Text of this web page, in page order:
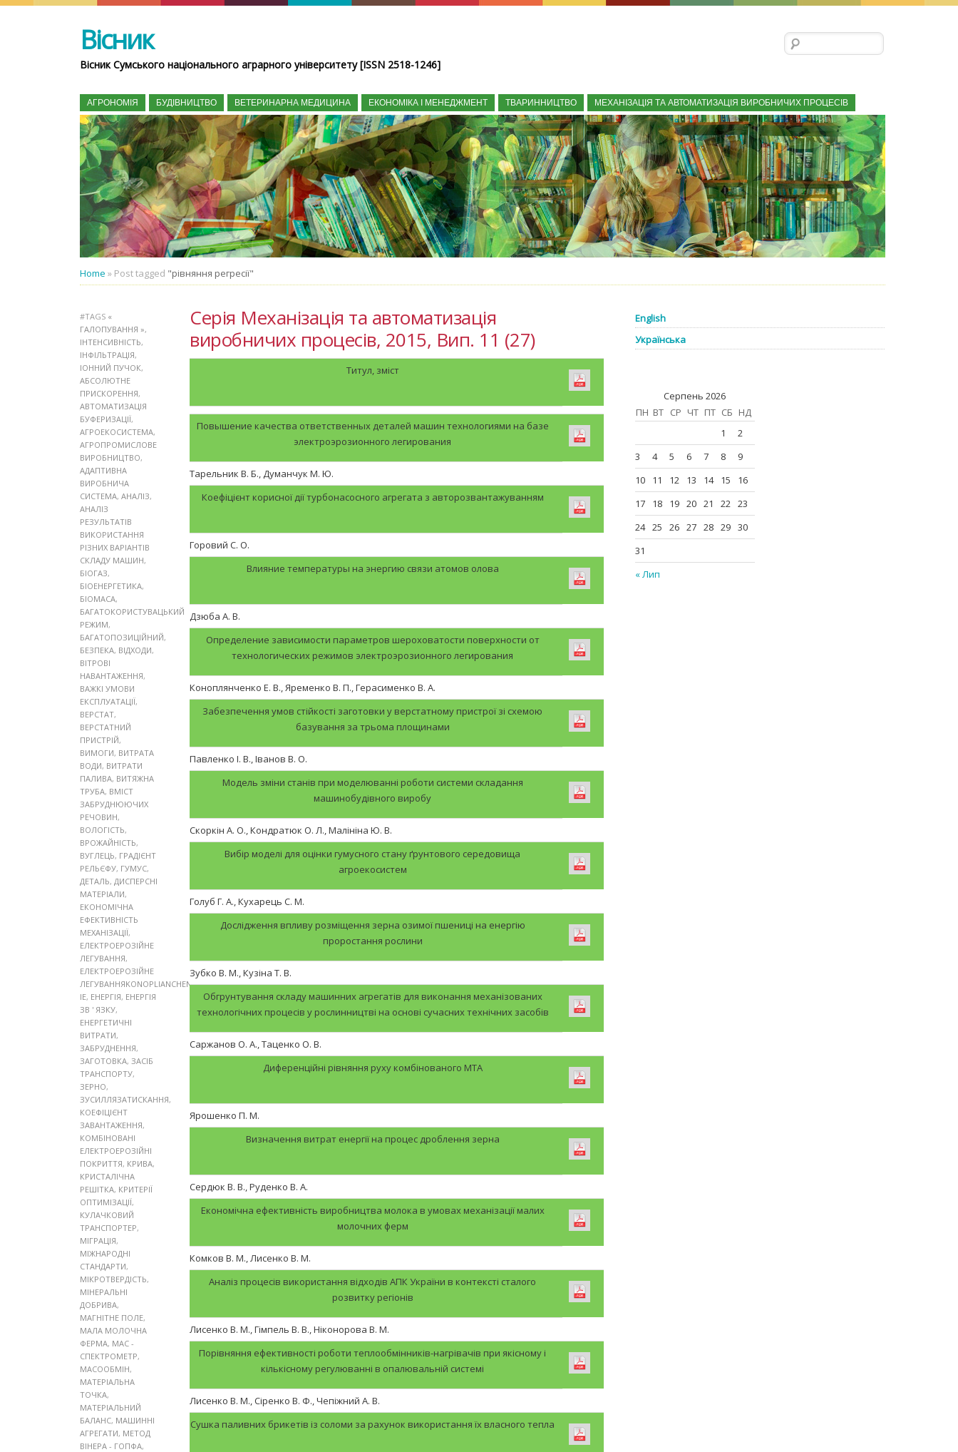
Вісник
Вісник Сумського національного аграрного університету [ISSN 2518-1246]
Пошук:
АГРОНОМІЯ БУДІВНИЦТВО ВЕТЕРИНАРНА МЕДИЦИНА ЕКОНОМІКА І МЕНЕДЖМЕНТ ТВАРИННИЦТВО МЕХАНІЗАЦІЯ ТА АВТОМАТИЗАЦІЯ ВИРОБНИЧИХ ПРОЦЕСІВ
Home » Post tagged "рівняння регресії"
#TAGS «
ГАЛОПУВАННЯ »,
ІНТЕНСИВНІСТЬ,
ІНФІЛЬТРАЦІЯ,
ІОННИЙ ПУЧОК,
АБСОЛЮТНЕ
ПРИСКОРЕННЯ,
АВТОМАТИЗАЦІЯ
БУФЕРИЗАЦІЇ,
АГРОЕКОСИСТЕМА,
АГРОПРОМИСЛОВЕ
ВИРОБНИЦТВО,
АДАПТИВНА
ВИРОБНИЧА
СИСТЕМА, АНАЛІЗ,
АНАЛІЗ
РЕЗУЛЬТАТІВ
ВИКОРИСТАННЯ
РІЗНИХ ВАРІАНТІВ
СКЛАДУ МАШИН,
БІОГАЗ,
БІОЕНЕРГЕТИКА,
БІОМАСА,
БАГАТОКОРИСТУВАЦЬКИЙ
РЕЖИМ,
БАГАТОПОЗИЦІЙНИЙ,
БЕЗПЕКА, ВІДХОДИ,
ВІТРОВІ
НАВАНТАЖЕННЯ,
ВАЖКІ УМОВИ
ЕКСПЛУАТАЦІЇ,
ВЕРСТАТ,
ВЕРСТАТНИЙ
ПРИСТРІЙ,
ВИМОГИ, ВИТРАТА
ВОДИ, ВИТРАТИ
ПАЛИВА, ВИТЯЖНА
ТРУБА, ВМІСТ
ЗАБРУДНЮЮЧИХ
РЕЧОВИН,
ВОЛОГІСТЬ,
ВРОЖАЙНІСТЬ,
ВУГЛЕЦЬ, ГРАДІЄНТ
РЕЛЬЄФУ, ГУМУС,
ДЕТАЛЬ, ДИСПЕРСНІ
МАТЕРІАЛИ,
ЕКОНОМІЧНА
ЕФЕКТИВНІСТЬ
МЕХАНІЗАЦІЇ,
ЕЛЕКТРОЕРОЗІЙНЕ
ЛЕГУВАННЯ,
ЕЛЕКТРОЕРОЗІЙНЕ
ЛЕГУВАННЯKONOPLIANCHENKO
IE, ЕНЕРГІЯ, ЕНЕРГІЯ
ЗВ ' ЯЗКУ,
ЕНЕРГЕТИЧНІ
ВИТРАТИ,
ЗАБРУДНЕННЯ,
ЗАГОТОВКА, ЗАСІБ
ТРАНСПОРТУ,
ЗЕРНО,
ЗУСИЛЛЯЗАТИСКАННЯ,
КОЕФІЦІЄНТ
ЗАВАНТАЖЕННЯ,
КОМБІНОВАНІ
ЕЛЕКТРОЕРОЗІЙНІ
ПОКРИТТЯ, КРИВА,
КРИСТАЛІЧНА
РЕШІТКА, КРИТЕРІЇ
ОПТИМІЗАЦІЇ,
КУЛАЧКОВИЙ
ТРАНСПОРТЕР,
МІГРАЦІЯ,
МІЖНАРОДНІ
СТАНДАРТИ,
МІКРОТВЕРДІСТЬ,
МІНЕРАЛЬНІ
ДОБРИВА,
МАГНІТНЕ ПОЛЕ,
МАЛА МОЛОЧНА
ФЕРМА, МАС -
СПЕКТРОМЕТР,
МАСООБМІН,
МАТЕРІАЛЬНА
ТОЧКА,
МАТЕРІАЛЬНИЙ
БАЛАНС, МАШИННІ
АГРЕГАТИ, МЕТОД
ВІНЕРА - ГОПФА,
Серія Механізація та автоматизація
виробничих процесів, 2015, Вип. 11 (27)
Титул, зміст
Повышение качества ответственных деталей машин технологиями на базе
электроэрозионного легирования
Тарельник В. Б., Думанчук М. Ю.
Коефіцієнт корисної дії турбонасосного агрегата з авторозвантажуванням
Горовий С. О.
Влияние температуры на энергию связи атомов олова
Дзюба А. В.
Определение зависимости параметров шероховатости поверхности от
технологических режимов электроэрозионного легирования
Коноплянченко Е. В., Яременко В. П., Герасименко В. А.
Забезпечення умов стійкості заготовки у верстатному пристрої зі схемою
базування за трьома площинами
Павленко І. В., Іванов В. О.
Модель зміни станів при моделюванні роботи системи складання
машинобудівного виробу
Скоркін А. О., Кондратюк О. Л., Малініна Ю. В.
Вибір моделі для оцінки гумусного стану ґрунтового середовища
агроекосистем
Голуб Г. А., Кухарець С. М.
Дослідження впливу розміщення зерна озимої пшениці на енергію
проростання рослини
Зубко В. М., Кузіна Т. В.
Обгрунтування складу машинних агрегатів для виконання механізованих
технологічних процесів у рослинництві на основі сучасних технічних засобів
Саржанов О. А., Таценко О. В.
Диференційні рівняння руху комбінованого МТА
Ярошенко П. М.
Визначення витрат енергії на процес дроблення зерна
Сердюк В. В., Руденко В. А.
Економічна ефективність виробництва молока в умовах механізації малих
молочних ферм
Комков В. М., Лисенко В. М.
Аналіз процесів використання відходів АПК України в контексті сталого
розвитку регіонів
Лисенко В. М., Гімпель В. В., Ніконорова В. М.
Порівняння ефективності роботи теплообмінників-нагрівачів при якісному і
кількісному регулюванні в опалювальній системі
Лисенко В. М., Сіренко В. Ф., Чепіжний А. В.
Сушка паливних брикетів із соломи за рахунок використання їх власного тепла
English
Українська
Серпень 2026
ПН ВТ СР ЧТ ПТ СБ НД
« Лип
1
2
3
4 5 6 7 8
9
10
11 12 13 14 15
16
17
18 19 20 21 22
23
24 25 26 27 28 29 30
31